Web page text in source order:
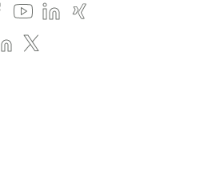
YouTube
LinkedIn
Xing
LinkedIn
X